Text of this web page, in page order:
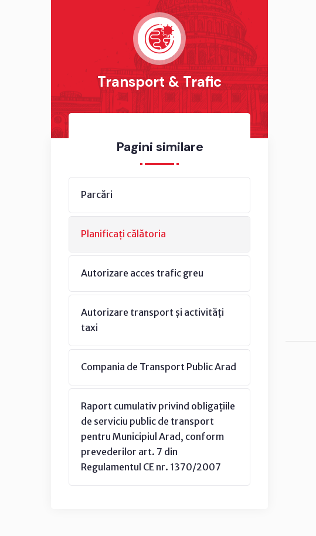
Transport & Trafic
Pagini similare
Parcări
Planificați călătoria
Autorizare acces trafic greu
Autorizare transport și activități
taxi
Compania de Transport Public Arad
Raport cumulativ privind obligațiile
de serviciu public de transport
pentru Municipiul Arad, conform
prevederilor art. 7 din
Regulamentul CE nr. 1370/2007